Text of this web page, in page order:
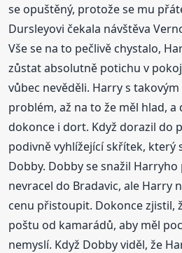
se opuštěný, protože se mu
Dursleyovi čekala návštěva
Vše se na to pečlivě chystalo,
zůstat absolutně potichu v
vůbec nevěděli. Harry s
problém, až na to že měl hlad,
dokonce i dort. Když dorazil do
podivně vyhlížející skřítek, který
Dobby. Dobby se snažil Harryho
nevracel do Bradavic, ale Harry
cenu přistoupit. Dokonce zjistil,
poštu od kamarádů, aby měl
nemyslí. Když Dobby viděl, že